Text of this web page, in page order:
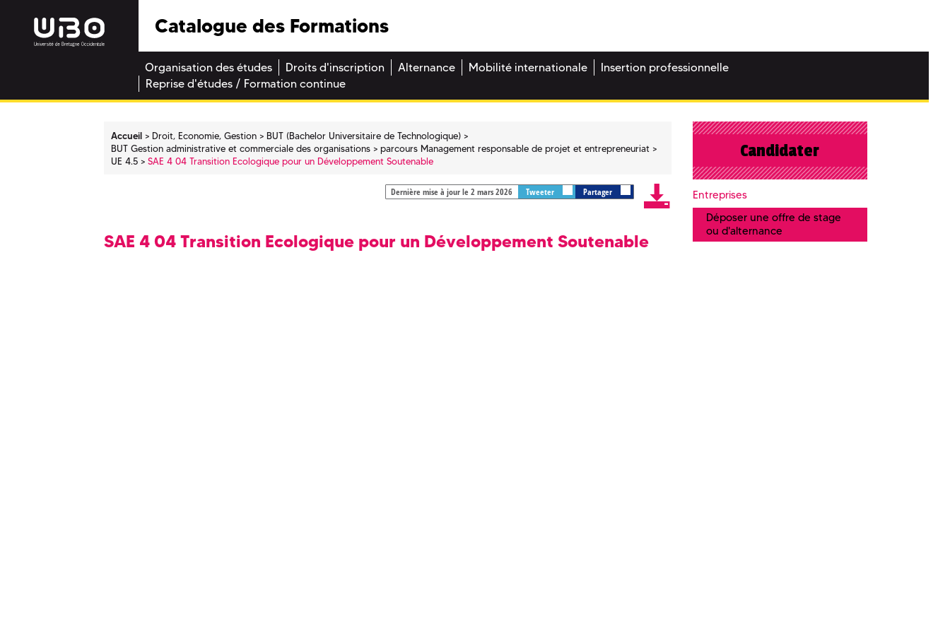
Catalogue des Formations
Organisation des études Droits d'inscription Alternance Mobilité internationale
Insertion professionnelle
Reprise d'études / Formation continue
Accueil Droit, Economie, Gestion
BUT (Bachelor Universitaire de Technologique)
BUT Gestion administrative et commerciale des organisations
parcours Management responsable de projet et entrepreneuriat
UE 4.5
SAE 4 04 Transition Ecologique pour un Développement Soutenable
Dernière mise à jour le 2 mars 2026 Tweeter Partager
SAE 4 04 Transition Ecologique pour un Développement Soutenable
Candidater
Entreprises
Déposer une offre de stage
ou d'alternance